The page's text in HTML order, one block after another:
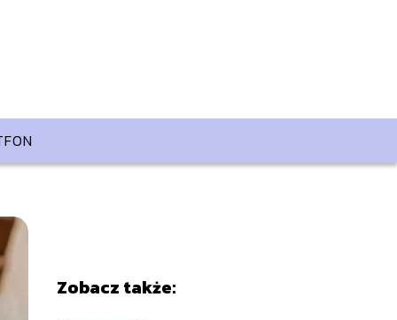
Zobacz także: